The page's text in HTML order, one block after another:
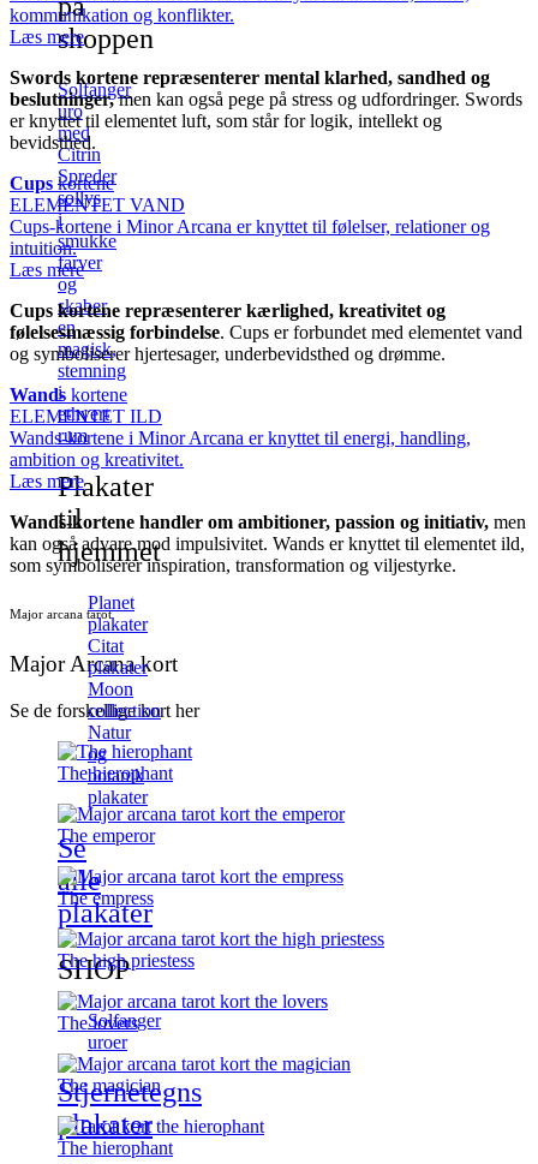
shoppen
Solfanger
uro
med
Citrin
Spreder
sollys
i
smukke
farver
og
skaber
en
magisk,
stemning
i
ethvert
rum
Plakater
til
hjemmet
Planet
plakater
Citat
plakater
Moon
collection
Natur
og
botanik
plakater
Se
alle
plakater
SHOP
Solfanger
uroer
Stjernetegns
plakater
kommunikation og konflikter.
Læs mere
Swords kortene repræsenterer mental klarhed, sandhed og
beslutninger,men kan også pege på stress og udfordringer. Swords
er knyttet til elementet luft, som står for logik, intellekt og
bevidsthed.
Cups kortene
ELEMENTET VAND
Cups-kortene i Minor Arcana er knyttet til følelser, relationer og
intuition.
Læs mere
Cups kortene repræsenterer kærlighed, kreativitet og
følelsesmæssig forbindelse. Cups er forbundet med elementet vand
og symboliserer hjertesager, underbevidsthed og drømme.
Wands kortene
ELEMENTET ILD
Wands-kortene i Minor Arcana er knyttet til energi, handling,
ambition og kreativitet.
Læs mere
Wands-kortene handler om ambitioner, passion og initiativ, men
kan også advare mod impulsivitet. Wands er knyttet til elementet ild,
som symboliserer inspiration, transformation og viljestyrke.
Major arcana tarot
Major Arcana kort
Se de forskellige kort her
The hierophant
The emperor
The empress
The high priestess
The lovers
The magician
The hierophant